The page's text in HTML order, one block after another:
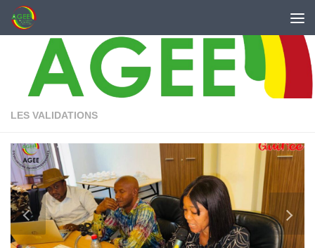
Skip to content
LES VALIDATIONS